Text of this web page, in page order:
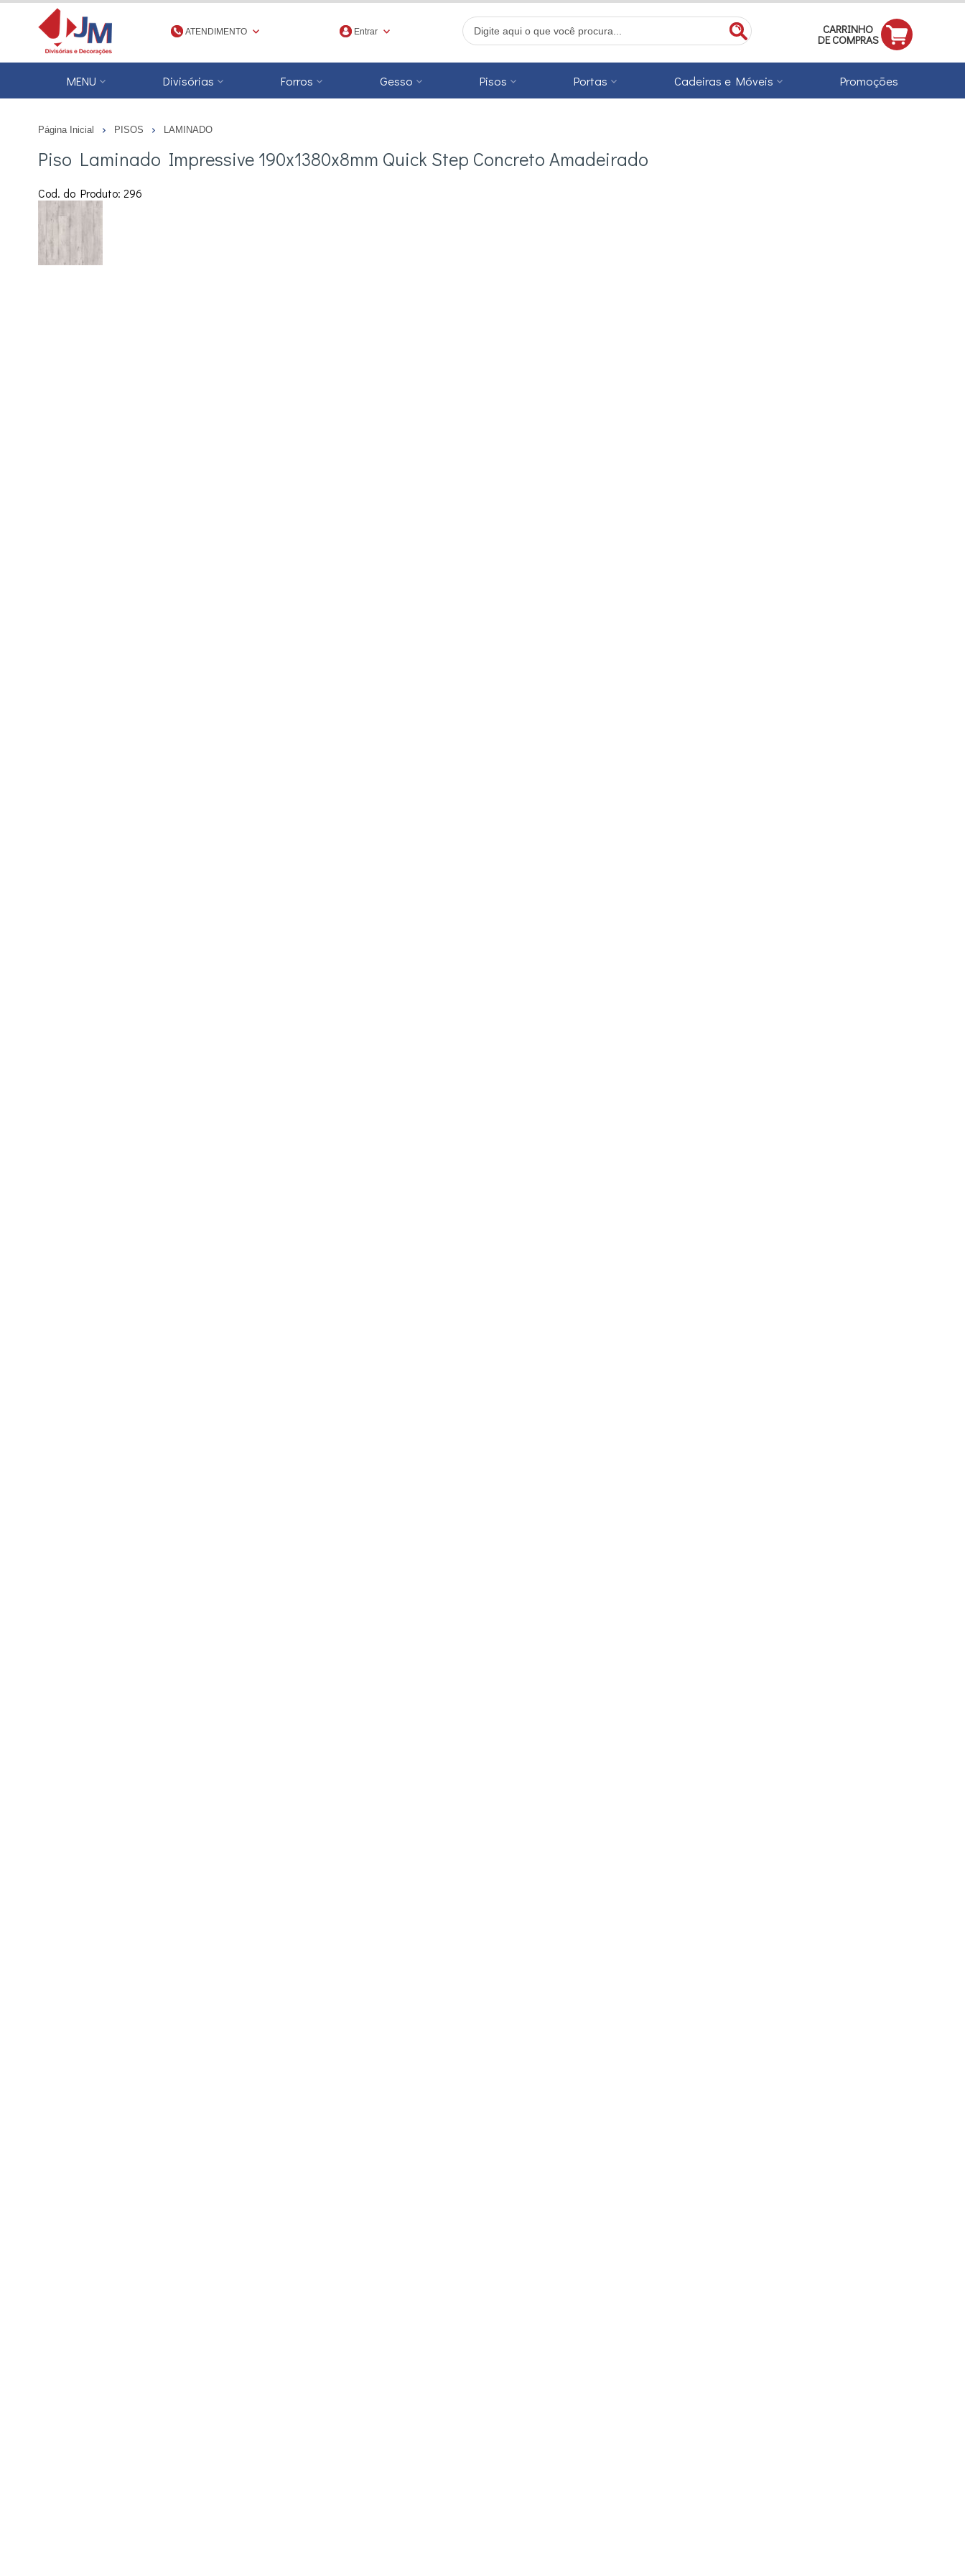
ATENDIMENTO
(48) 3623-1777
4836231777
jmdivisorias@jmdecoracoes.com.br
Entrar CARRINHO
DE COMPRAS
MENU Divisórias Forros Gesso Pisos Portas Cadeiras e Móveis Promoções
Página Inicial PISOS LAMINADO
Piso Laminado Impressive 190x1380x8mm Quick Step Concreto Amadeirado
Cod. do Produto: 296